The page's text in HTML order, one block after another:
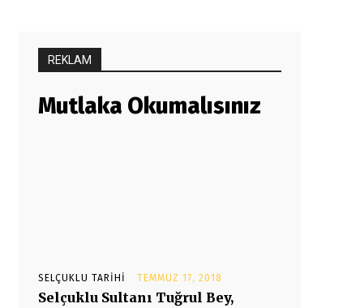
REKLAM
Mutlaka Okumalısınız
SELÇUKLU TARIHI TEMMUZ 17, 2018
Selçuklu Sultanı Tuğrul Bey,